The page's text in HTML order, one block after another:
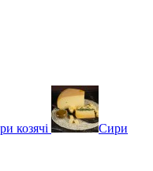
козячі Сири